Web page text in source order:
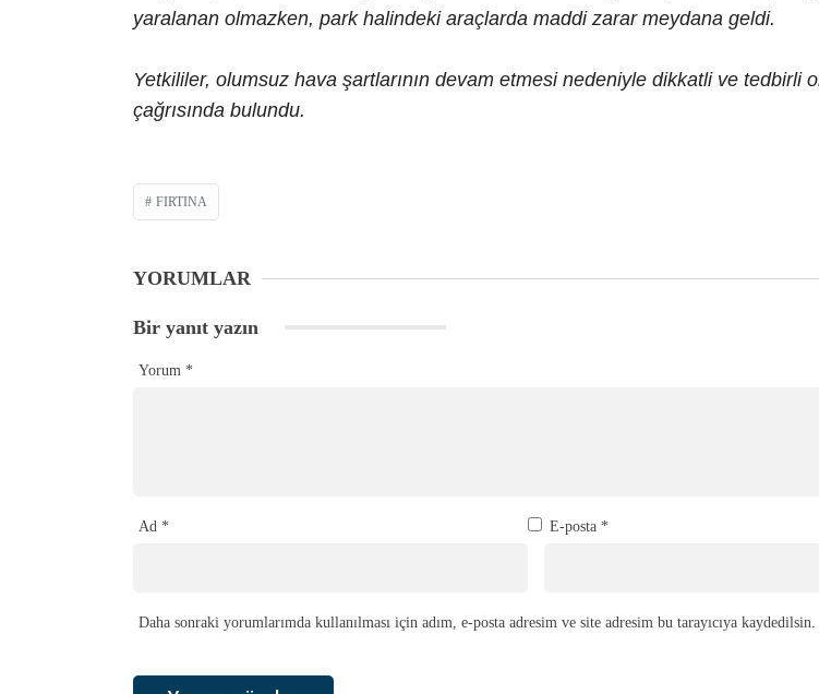
yaralanan olmazken, park halindeki araçlarda maddi zarar meydana geldi.
Yetkililer, olumsuz hava şartlarının devam etmesi nedeniyle dikkatli ve tedbirli
çağrısında bulundu.
FIRTINA
YORUMLAR
Bir yanıt yazın
Yorum *
Ad * E-posta *
Daha sonraki yorumlarımda kullanılması için adım, e-posta adresim ve site adresim bu tarayıcıya kaydedilsin.